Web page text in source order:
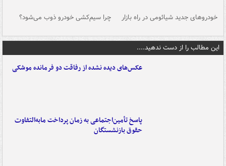
خودروهای جدید شیائومی در راه بازار چرا سیم‌کشی خودرو ذوب می‌شود؟
این مطالب را از دست ندهید....
عکس‌های دیده نشده از رفاقت دو فرمانده‌ موشکی
پاسخ تأمین‌اجتماعی به زمان پرداخت مابه‌التفاوت
حقوق بازنشستگان